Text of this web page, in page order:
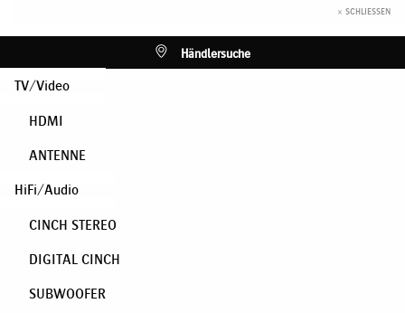
× SCHLIESSEN
Händlersuche
TV/Video
HDMI
ANTENNE
HiFi/Audio
CINCH STEREO
DIGITAL CINCH
SUBWOOFER